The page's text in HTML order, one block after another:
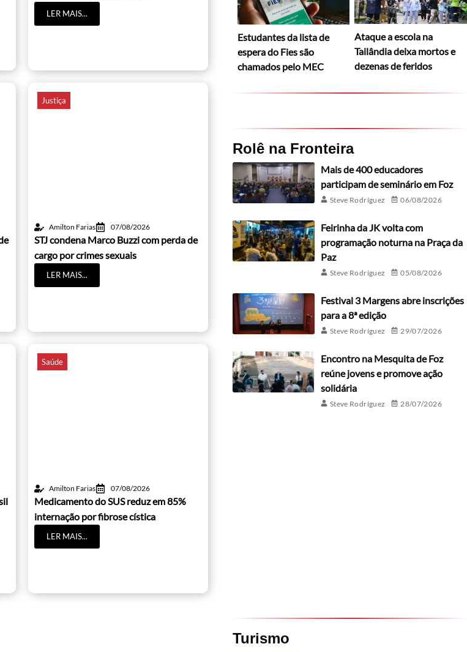
LER MAIS...
Justiça
Amilton Farias 07/08/2026
STJ condena Marco Buzzi com perda de
cargo por crimes sexuais
LER MAIS...
Saúde
Amilton Farias 07/08/2026
Medicamento do SUS reduz em 85%
internação por fibrose cística
LER MAIS...
Estudantes da lista de
espera do Fies são
chamados pelo MEC
Ataque a escola na
Tailândia deixa mortos e
dezenas de feridos
Rolê na Fronteira
Mais de 400 educadores
participam de seminário em Foz
Steve Rodríguez 06/08/2026
Feirinha da JK volta com
programação noturna na Praça da
Paz
Steve Rodríguez 05/08/2026
Festival 3 Margens abre inscrições
para a 8ª edição
Steve Rodríguez 29/07/2026
Encontro na Mesquita de Foz
reúne jovens e promove ação
solidária
Steve Rodríguez 28/07/2026
Turismo